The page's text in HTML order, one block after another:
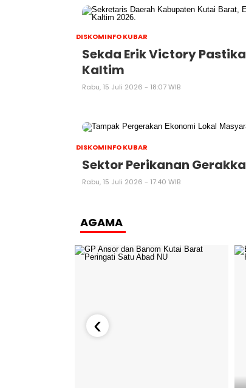
DISKOMINFO KUBAR
Sekda Erik Victory
Kaltim
Rabu, 15 Juli 2026 - 18:07 WIB
DISKOMINFO KUBAR
Sektor Perikanan
Rabu, 15 Juli 2026 - 17:40 WIB
AGAMA
‹